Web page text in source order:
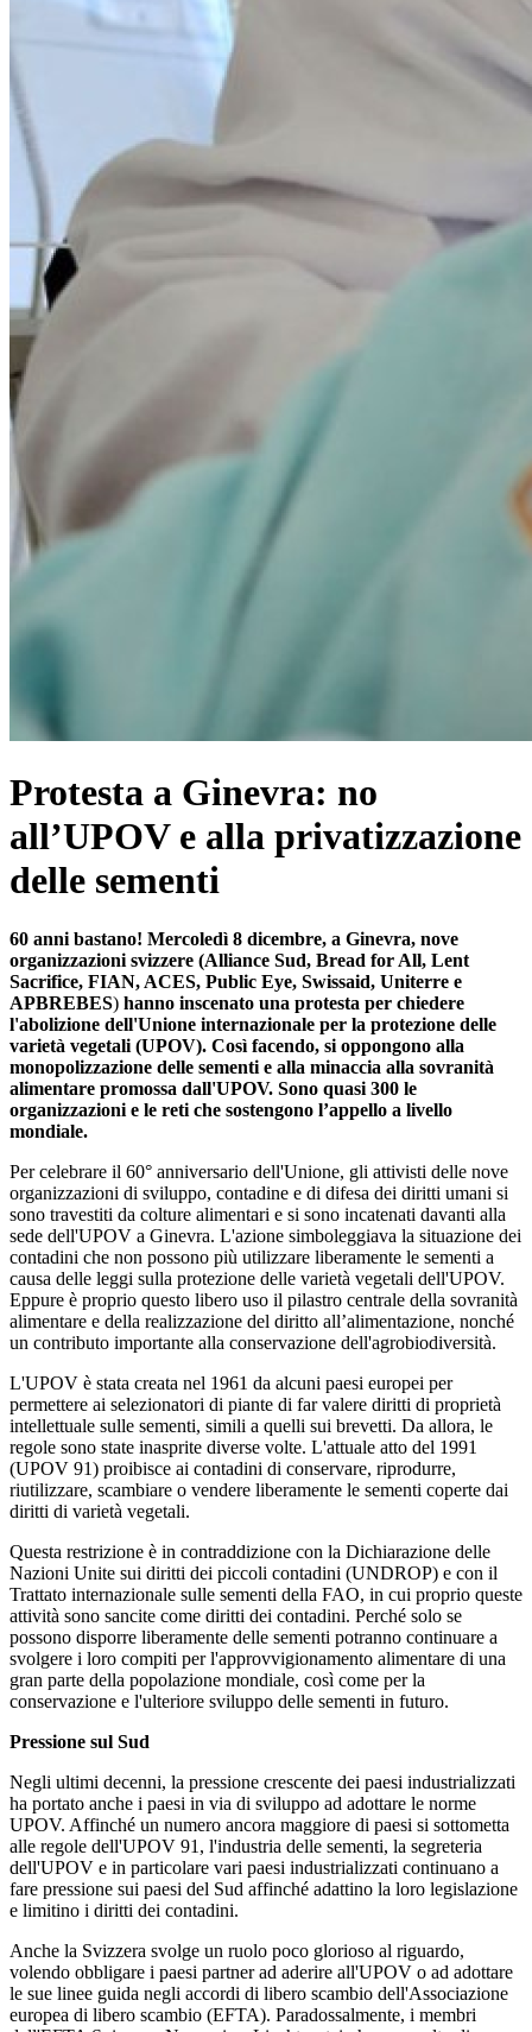
Protesta a Ginevra: no
all’UPOV e alla privatizzazione
delle sementi
60 anni bastano! Mercoledì 8 dicembre, a Ginevra, nove
organizzazioni svizzere (Alliance Sud, Bread for All, Lent
Sacrifice, FIAN, ACES, Public Eye, Swissaid, Uniterre e
APBREBES) hanno inscenato una protesta per chiedere
l'abolizione dell'Unione internazionale per la protezione delle
varietà vegetali (UPOV). Così facendo, si oppongono alla
monopolizzazione delle sementi e alla minaccia alla sovranità
alimentare promossa dall'UPOV. Sono quasi 300 le
organizzazioni e le reti che sostengono l’appello a livello
mondiale.
Per celebrare il 60° anniversario dell'Unione, gli attivisti delle nove
organizzazioni di sviluppo, contadine e di difesa dei diritti umani si
sono travestiti da colture alimentari e si sono incatenati davanti alla
sede dell'UPOV a Ginevra. L'azione simboleggiava la situazione dei
contadini che non possono più utilizzare liberamente le sementi a
causa delle leggi sulla protezione delle varietà vegetali dell'UPOV.
Eppure è proprio questo libero uso il pilastro centrale della sovranità
alimentare e della realizzazione del diritto all’alimentazione, nonché
un contributo importante alla conservazione dell'agrobiodiversità.
L'UPOV è stata creata nel 1961 da alcuni paesi europei per
permettere ai selezionatori di piante di far valere diritti di proprietà
intellettuale sulle sementi, simili a quelli sui brevetti. Da allora, le
regole sono state inasprite diverse volte. L'attuale atto del 1991
(UPOV 91) proibisce ai contadini di conservare, riprodurre,
riutilizzare, scambiare o vendere liberamente le sementi coperte dai
diritti di varietà vegetali.
Questa restrizione è in contraddizione con la Dichiarazione delle
Nazioni Unite sui diritti dei piccoli contadini (UNDROP) e con il
Trattato internazionale sulle sementi della FAO, in cui proprio queste
attività sono sancite come diritti dei contadini. Perché solo se
possono disporre liberamente delle sementi potranno continuare a
svolgere i loro compiti per l'approvvigionamento alimentare di una
gran parte della popolazione mondiale, così come per la
conservazione e l'ulteriore sviluppo delle sementi in futuro.
Pressione sul Sud
Negli ultimi decenni, la pressione crescente dei paesi industrializzati
ha portato anche i paesi in via di sviluppo ad adottare le norme
UPOV. Affinché un numero ancora maggiore di paesi si sottometta
alle regole dell'UPOV 91, l'industria delle sementi, la segreteria
dell'UPOV e in particolare vari paesi industrializzati continuano a
fare pressione sui paesi del Sud affinché adattino la loro legislazione
e limitino i diritti dei contadini.
Anche la Svizzera svolge un ruolo poco glorioso al riguardo,
volendo obbligare i paesi partner ad aderire all'UPOV o ad adottare
le sue linee guida negli accordi di libero scambio dell'Associazione
europea di libero scambio (EFTA). Paradossalmente, i membri